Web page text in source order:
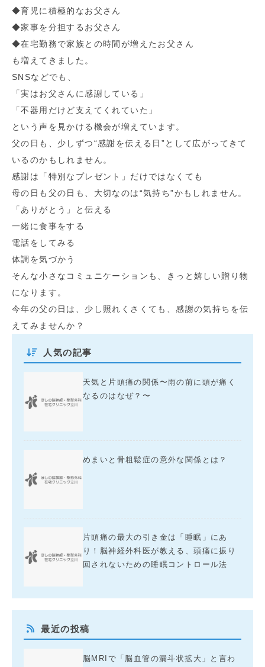
◆育児に積極的なお父さん
◆家事を分担するお父さん
◆在宅勤務で家族との時間が増えたお父さん
も増えてきました。
SNSなどでも、
「実はお父さんに感謝している」
「不器用だけど支えてくれていた」
という声を見かける機会が増えています。
父の日も、少しずつ“感謝を伝える日”として広がってきて
いるのかもしれません。
感謝は「特別なプレゼント」だけではなくても
母の日も父の日も、大切なのは“気持ち”かもしれません。
「ありがとう」と伝える
一緒に食事をする
電話をしてみる
体調を気づかう
そんな小さなコミュニケーションも、きっと嬉しい贈り物
になります。
今年の父の日は、少し照れくさくても、感謝の気持ちを伝
えてみませんか？
人気の記事
天気と片頭痛の関係〜雨の前に頭が痛く
なるのはなぜ？〜
めまいと骨粗鬆症の意外な関係とは？
片頭痛の最大の引き金は「睡眠」にあ
り！脳神経外科医が教える、頭痛に振り
回されないための睡眠コントロール法
最近の投稿
脳MRIで「脳血管の漏斗状拡大」と言わ